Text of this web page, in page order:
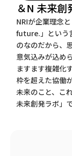
＆N 未来創
NRIが企業理念
future.」という
のなのだから、
意気込みが込め
ますます複雑化
枠を超えた協働
未来のこと、こ
未来創発ラボ」